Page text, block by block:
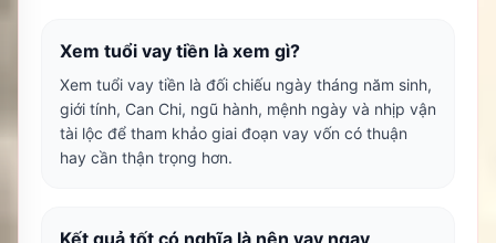
Xem tuổi vay tiền là xem gì?
Xem tuổi vay tiền là đối chiếu ngày tháng năm sinh,
giới tính, Can Chi, ngũ hành, mệnh ngày và nhịp vận
tài lộc để tham khảo giai đoạn vay vốn có thuận
hay cần thận trọng hơn.
Kết quả tốt có nghĩa là nên vay ngay